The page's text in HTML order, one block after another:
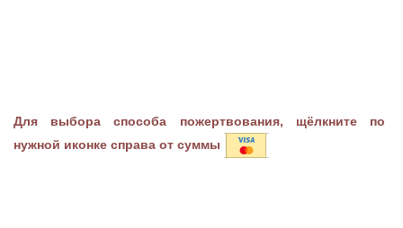
Для выбора способа пожертвования, щёлкните по
нужной иконке справа от суммы